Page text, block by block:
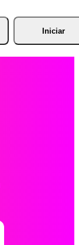
Iniciar